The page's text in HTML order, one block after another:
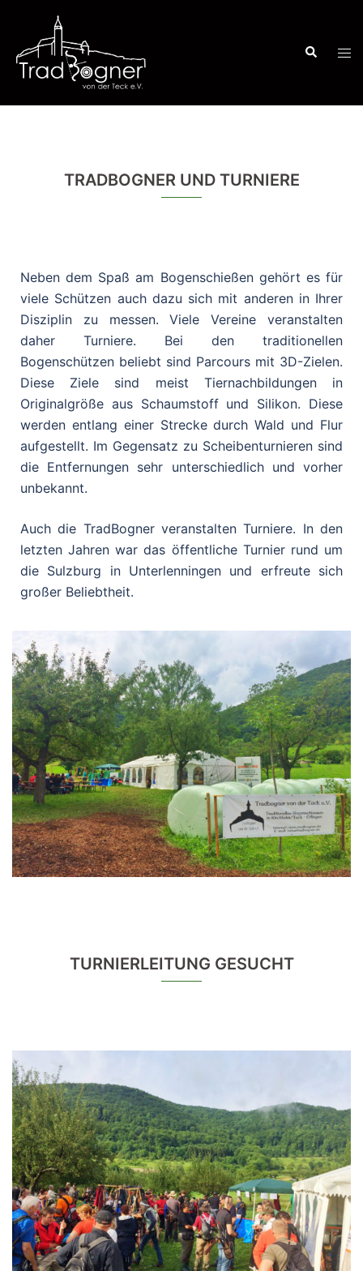
springen
Suche
TRADBOGNER UND TURNIERE
Neben dem Spaß am Bogenschießen gehört es für
viele Schützen auch dazu sich mit anderen in Ihrer
Disziplin zu messen. Viele Vereine veranstalten
daher Turniere. Bei den traditionellen
Bogenschützen beliebt sind Parcours mit 3D-Zielen.
Diese Ziele sind meist Tiernachbildungen in
Originalgröße aus Schaumstoff und Silikon. Diese
werden entlang einer Strecke durch Wald und Flur
aufgestellt. Im Gegensatz zu Scheibenturnieren sind
die Entfernungen sehr unterschiedlich und vorher
unbekannt.
Auch die TradBogner veranstalten Turniere. In den
letzten Jahren war das öffentliche Turnier rund um
die Sulzburg in Unterlenningen und erfreute sich
großer Beliebtheit.
TURNIERLEITUNG GESUCHT